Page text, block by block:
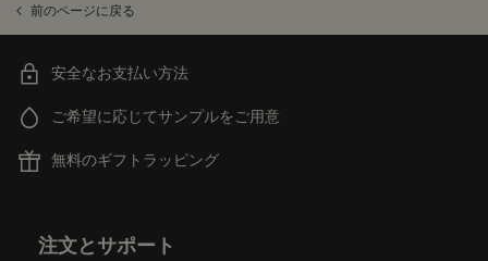
前のページに戻る
安全なお支払い方法
ご希望に応じてサンプルをご用意
無料のギフトラッピング
注文とサポート